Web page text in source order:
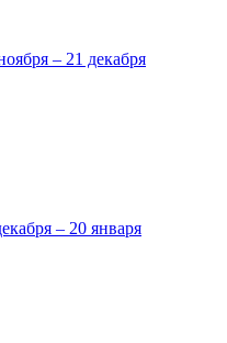
– 21 декабря
– 20 января